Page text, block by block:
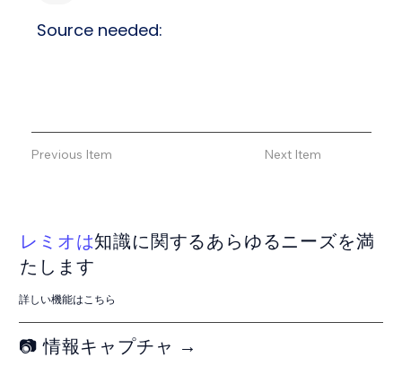
Source needed:
Previous Item Next Item
レミオは知識に関するあらゆるニーズを満
たします
詳しい機能はこちら
📷 情報キャプチャ →